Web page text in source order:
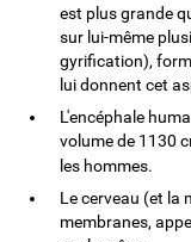
est plus grande
sur lui-même
gyrification),
lui donnent cet
L'encéphale
volume de 1130
les hommes.
Le cerveau (et la
membranes,